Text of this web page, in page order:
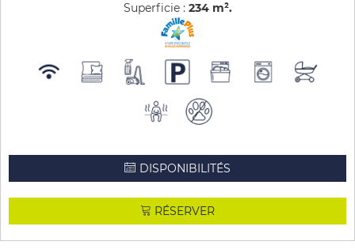
Superficie : 234 m²
DISPONIBILITÉS
RÉSERVER